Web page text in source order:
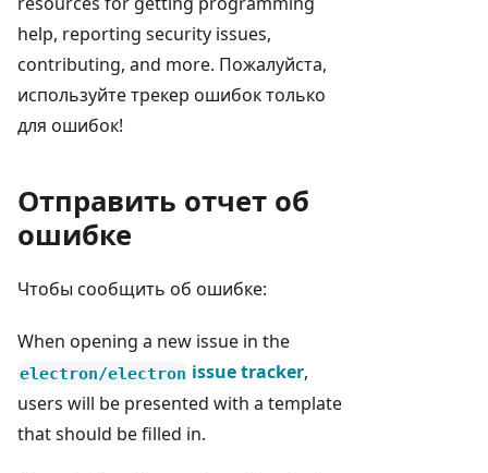
help, reporting security issues,
contributing, and more. Пожалуйста,
используйте трекер ошибок только
для ошибок!
Отправить отчет об
ошибке
Чтобы сообщить об ошибке:
When opening a new issue in the
electron/electron issue tracker,
users will be presented with a template
that should be filled in.